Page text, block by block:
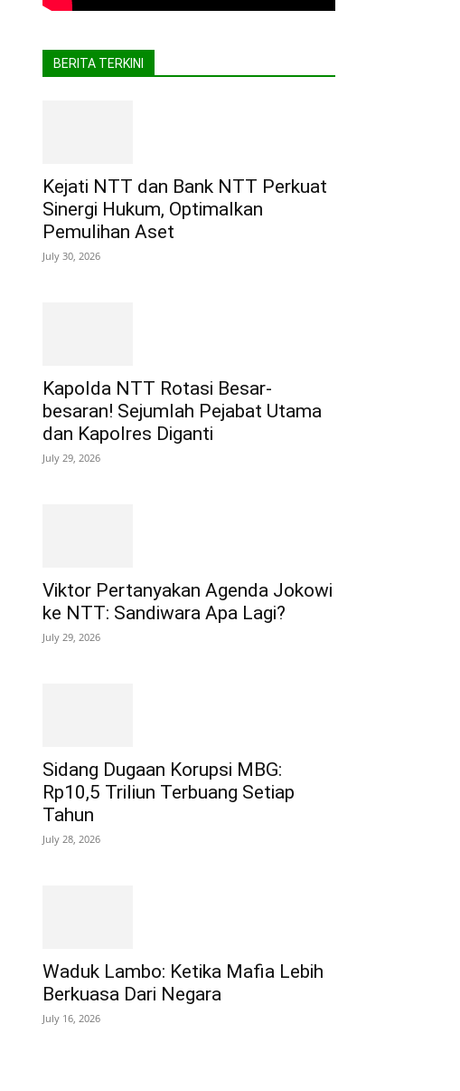
BERITA TERKINI
Kejati NTT dan Bank NTT Perkuat
Sinergi Hukum, Optimalkan
Pemulihan Aset
July 30, 2026
Kapolda NTT Rotasi Besar-
besaran! Sejumlah Pejabat Utama
dan Kapolres Diganti
July 29, 2026
Viktor Pertanyakan Agenda Jokowi
ke NTT: Sandiwara Apa Lagi?
July 29, 2026
Sidang Dugaan Korupsi MBG:
Rp10,5 Triliun Terbuang Setiap
Tahun
July 28, 2026
Waduk Lambo: Ketika Mafia Lebih
Berkuasa Dari Negara
July 16, 2026